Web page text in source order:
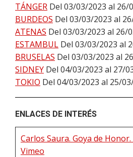
TÁNGER Del 03/03/2023 al 26/
BURDEOS Del 03/03/2023 al
ATENAS Del 03/03/2023 al 26/
ESTAMBUL Del 03/03/2023 al
BRUSELAS Del 03/03/2023 al
SIDNEY Del 04/03/2023 al 27/
TOKIO Del 04/03/2023 al 25/
ENLACES DE INTERÉS
Carlos Saura. Goya de Honor.
Vimeo